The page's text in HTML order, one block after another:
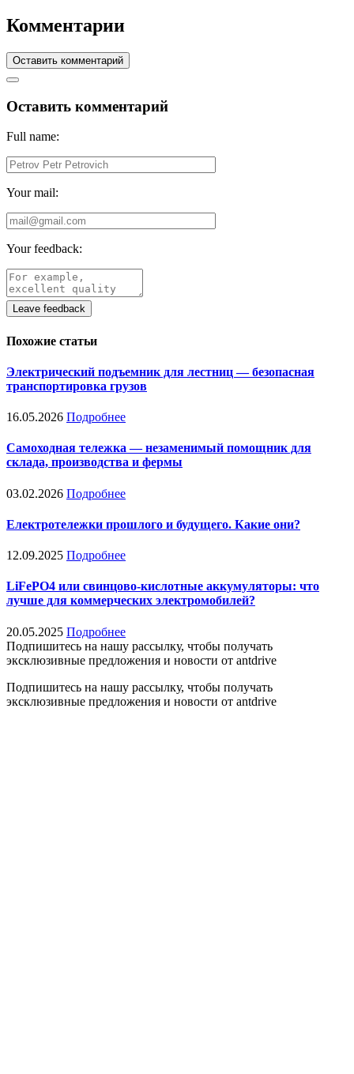
Комментарии
Оставить комментарий
Оставить комментарий
Full name:
Your mail:
Your feedback:
Leave feedback
Похожие статьи
Электрический подъемник для лестниц — безопасная
транспортировка грузов
16.05.2026 Подробнее
Самоходная тележка — незаменимый помощник для
склада, производства и фермы
03.02.2026 Подробнее
Електротележки прошлого и будущего. Какие они?
12.09.2025 Подробнее
LiFePO4 или свинцово-кислотные аккумуляторы: что
лучше для коммерческих электромобилей?
20.05.2025 Подробнее
Подпишитесь на нашу рассылку, чтобы получать
эксклюзивные предложения и новости от antdrive
Подпишитесь на нашу рассылку, чтобы получать
эксклюзивные предложения и новости от antdrive